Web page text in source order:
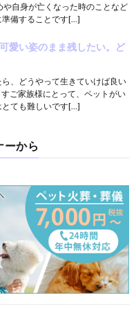
や自身が亡くなった時のことなど
準備することです[…]
愛い姿のまま残したい。ど
、どうやって生きていけば良い
ご家族様にとって、ペットがい
ても難しいです[…]
ーから